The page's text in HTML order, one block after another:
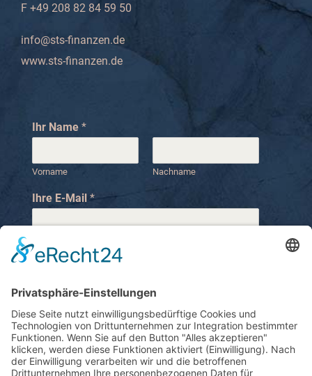
F +49 208 82 84 59 50
info@sts-finanzen.de
www.sts-finanzen.de
Ihr Name *
Vorname Nachname
Ihre E-Mail *
Ihre Telefonnummer
a
c
h
r
Ihre Nachricht*